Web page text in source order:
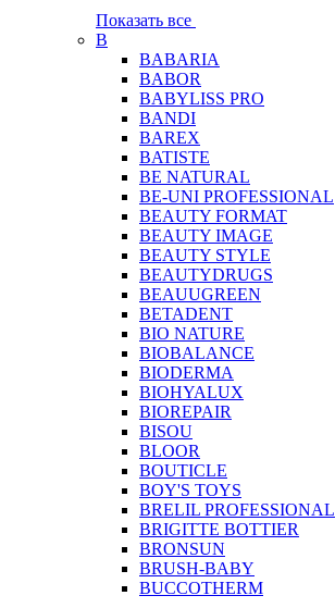
Показать все
B
BABARIA
BABOR
BABYLISS PRO
BANDI
BAREX
BATISTE
BE NATURAL
BE-UNI PROFESSIONAL
BEAUTY FORMAT
BEAUTY IMAGE
BEAUTY STYLE
BEAUTYDRUGS
BEAUUGREEN
BETADENT
BIO NATURE
BIOBALANCE
BIODERMA
BIOHYALUX
BIOREPAIR
BISOU
BLOOR
BOUTICLE
BOY'S TOYS
BRELIL PROFESSIONAL
BRIGITTE BOTTIER
BRONSUN
BRUSH-BABY
BUCCOTHERM